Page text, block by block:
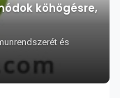
köhögésre,
és